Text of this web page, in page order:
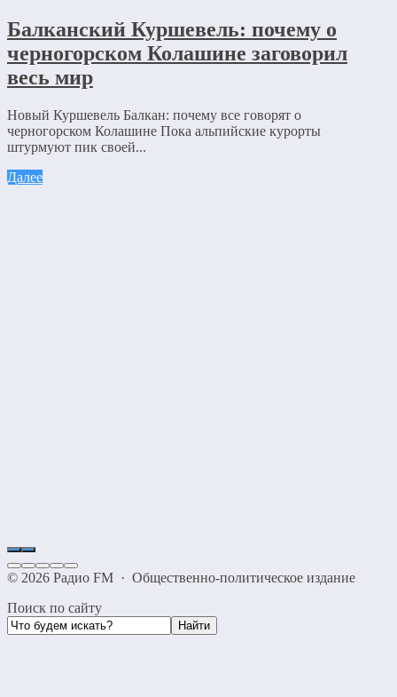
Балканский Куршевель: почему о
черногорском Колашине заговорил
весь мир
Новый Куршевель Балкан: почему все говорят о
черногорском Колашине Пока альпийские курорты
штурмуют пик своей...
Далее
© 2026 Радио FM · Общественно-политическое издание
Поиск по сайту